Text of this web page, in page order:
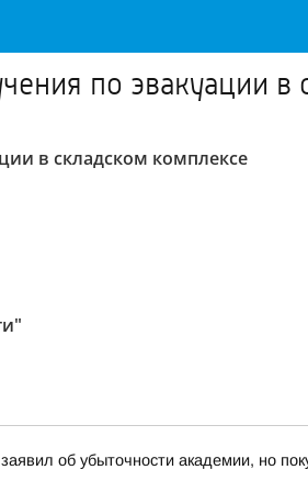
по эвакуации в
в складском комплексе
об убыточности академии, но